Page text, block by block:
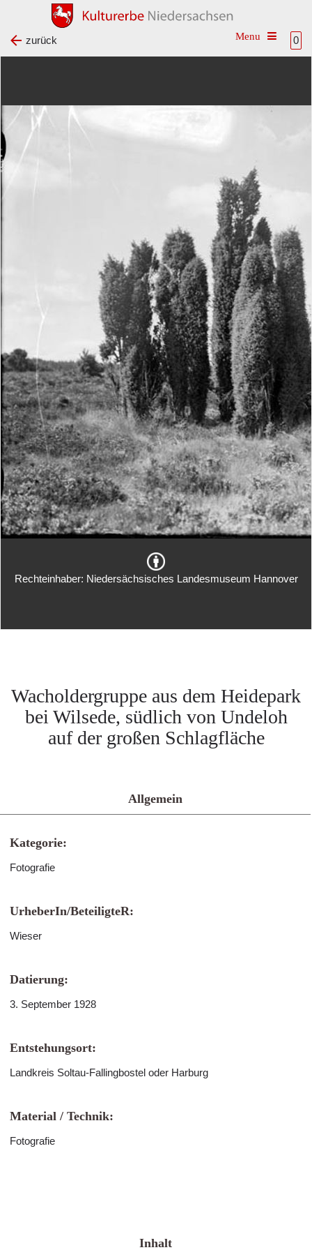
0
Toggle
zurück
Rechteinhaber: Niedersächsisches Landesmuseum Hannover
Wacholdergruppe aus dem Heidepark
bei Wilsede, südlich von Undeloh
auf der großen Schlagfläche
Allgemein
Kategorie:
Fotografie
UrheberIn/BeteiligteR:
Wieser
Datierung:
3. September 1928
Entstehungsort:
Landkreis Soltau-Fallingbostel oder Harburg
Material / Technik:
Fotografie
Inhalt